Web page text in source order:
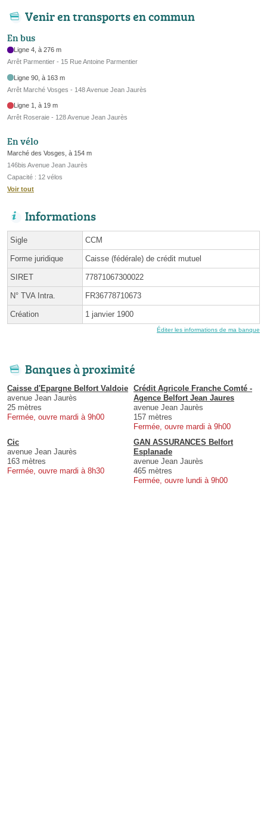
Venir en transports en commun
En bus
Ligne 4, à 276 m
Arrêt Parmentier - 15 Rue Antoine Parmentier
Ligne 90, à 163 m
Arrêt Marché Vosges - 148 Avenue Jean Jaurès
Ligne 1, à 19 m
Arrêt Roseraie - 128 Avenue Jean Jaurès
En vélo
Marché des Vosges, à 154 m
146bis Avenue Jean Jaurès
Capacité : 12 vélos
Voir tout
Informations
Sigle CCM
Forme juridique Caisse (fédérale) de crédit mutuel
SIRET 77871067300022
N° TVA Intra. FR36778710673
Création 1 janvier 1900
Éditer les informations de ma banque
Banques à proximité
Caisse d'Epargne Belfort Valdoie
avenue Jean Jaurès
25 mètres
Fermée, ouvre mardi à 9h00
Crédit Agricole Franche Comté -
Agence Belfort Jean Jaures
avenue Jean Jaurès
157 mètres
Fermée, ouvre mardi à 9h00
Cic
avenue Jean Jaurès
163 mètres
Fermée, ouvre mardi à 8h30
GAN ASSURANCES Belfort
Esplanade
avenue Jean Jaurès
465 mètres
Fermée, ouvre lundi à 9h00